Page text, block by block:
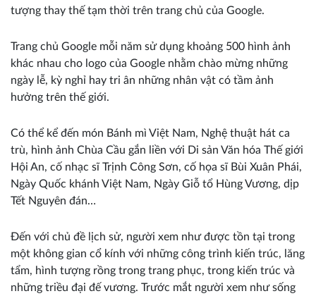
tượng thay thế tạm thời trên trang chủ của Google.
Trang chủ Google mỗi năm sử dụng khoảng 500 hình ảnh
khác nhau cho logo của Google nhằm chào mừng những
ngày lễ, kỳ nghỉ hay tri ân những nhân vật có tầm ảnh
hưởng trên thế giới.
Có thể kể đến món Bánh mì Việt Nam, Nghệ thuật hát ca
trù, hình ảnh Chùa Cầu gắn liền với Di sản Văn hóa Thế giới
Hội An, cố nhạc sĩ Trịnh Công Sơn, cố họa sĩ Bùi Xuân Phái,
Ngày Quốc khánh Việt Nam, Ngày Giỗ tổ Hùng Vương, dịp
Tết Nguyên đán…
Đến với chủ đề lịch sử, người xem như được tồn tại trong
một không gian cổ kính với những công trình kiến trúc, lăng
tẩm, hình tượng rồng trong trang phục, trong kiến trúc và
những triều đại đế vương. Trước mắt người xem như sống